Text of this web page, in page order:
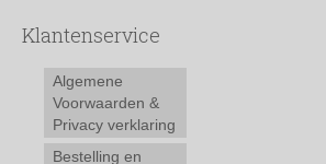
Klantenservice
Algemene
Voorwaarden &
Privacy verklaring
Bestelling en